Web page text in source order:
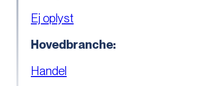
Ej oplyst
Hovedbranche:
Handel